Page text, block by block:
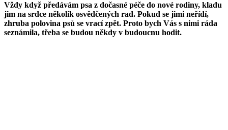
Vždy když předávám psa z dočasné péče do nové rodiny, kladu
jim na srdce několik osvědčených rad. Pokud se jimi neřídí,
zhruba polovina psů se vrací zpět. Proto bych Vás s nimi ráda
seznámila, třeba se budou někdy v budoucnu hodit.